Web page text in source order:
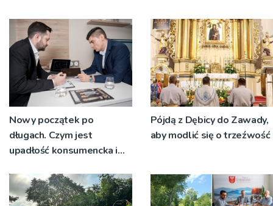
Nowy początek po
długach. Czym jest
upadłość konsumencka i
rozsądnym wyjściem?
Pójdą z Dębicy do Zawady,
aby modlić się o trzeźwość